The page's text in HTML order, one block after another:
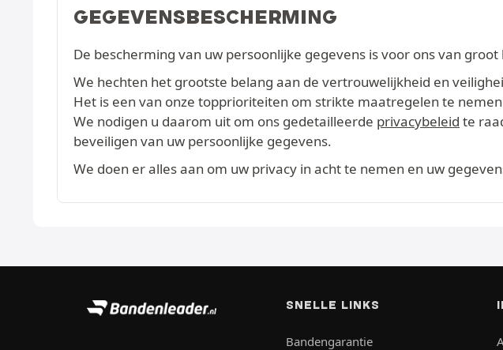
GEGEVENSBESCHERMING
De bescherming van uw persoonlijke gegevens is voor ons van groot
We hechten het grootste belang aan de vertrouwelijkheid en
Het is een van onze topprioriteiten om strikte maatregelen te
We nodigen u daarom uit om ons gedetailleerde privacybeleid te
beveiligen van uw persoonlijke gegevens.
We doen er alles aan om uw privacy in acht te nemen en uw
SNELLE LINKS
Bandengarantie